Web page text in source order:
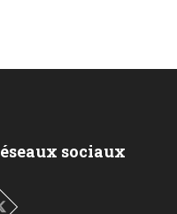
sociaux